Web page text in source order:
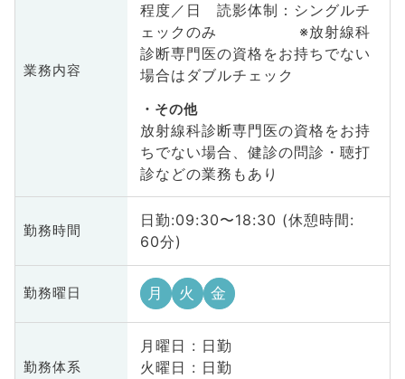
業務内容
程度／日 読影体制：シングルチ
ェックのみ ※放射線科
診断専門医の資格をお持ちでない
場合はダブルチェック
その他
放射線科診断専門医の資格をお持
ちでない場合、健診の問診・聴打
診などの業務もあり
勤務時間
日勤:09:30〜18:30 (休憩時間:
60分)
勤務曜日 月 火 金
勤務体系
月曜日 : 日勤
火曜日 : 日勤